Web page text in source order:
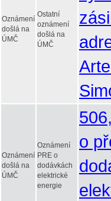
Oznámení
došlá na
ÚMČ
Ostatní
oznámení
došlá na
ÚMČ
Oznámení
došlá na
ÚMČ
Oznámení
PRE o
dodávkách
elektrické
energie
o